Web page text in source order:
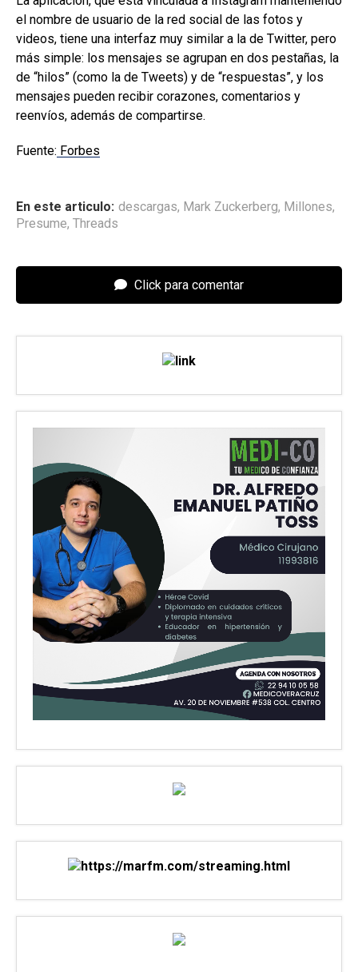
el nombre de usuario de la red social de las fotos y
videos, tiene una interfaz muy similar a la de Twitter, pero
más simple: los mensajes se agrupan en dos pestañas, la
de “hilos” (como la de Tweets) y de “respuestas”, y los
mensajes pueden recibir corazones, comentarios y
reenvíos, además de compartirse.
Fuente: Forbes
En este articulo: descargas, Mark Zuckerberg, Millones,
Presume, Threads
Click para comentar